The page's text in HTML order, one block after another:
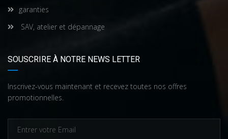
garanties
SAV, atelier et dépannage
SOUSCRIRE À NOTRE NEWS LETTER
Inscrivez-vous maintenant et recevez toutes nos offres
promotionnelles.